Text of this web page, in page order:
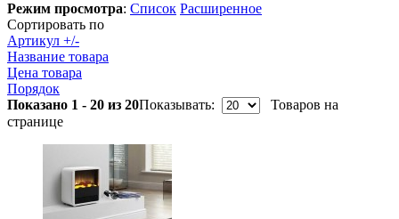
Режим просмотра: Список Расширенное
Сортировать по
Артикул +/-
Название товара
Цена товара
Порядок
Показано 1 - 20 из 20Показывать:
Товаров на
странице